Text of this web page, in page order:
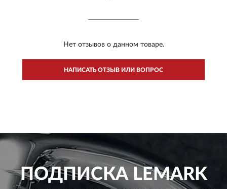
Нет отзывов о данном товаре.
НАПИСАТЬ ОТЗЫВ ИЛИ ВОПРОС
ПОДПИСКАLEMARK